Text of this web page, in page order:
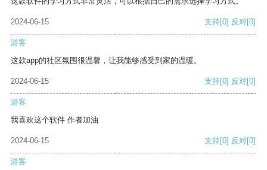
2024-06-15 支持[0] 反对[0]
游客
这款app的社区氛围很温馨，让我能够感受到家的温暖。
2024-06-15 支持[0] 反对[0]
游客
我喜欢这个软件 作者加油
2024-06-15 支持[0] 反对[0]
游客